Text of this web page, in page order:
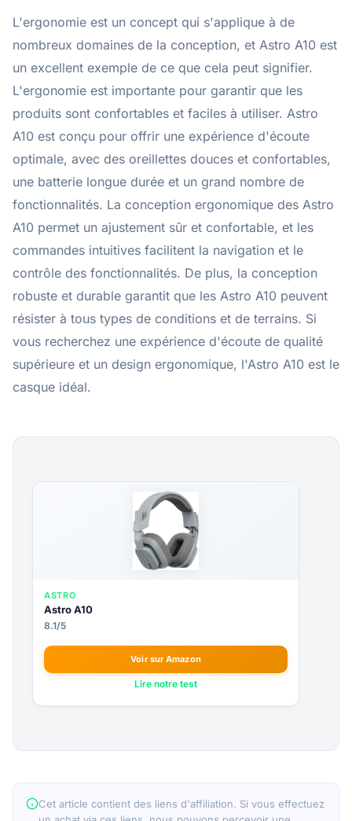
L'ergonomie est un concept qui s'applique à de
nombreux domaines de la conception, et Astro A10 est
un excellent exemple de ce que cela peut signifier.
L'ergonomie est importante pour garantir que les
produits sont confortables et faciles à utiliser. Astro
A10 est conçu pour offrir une expérience d'écoute
optimale, avec des oreillettes douces et confortables,
une batterie longue durée et un grand nombre de
fonctionnalités. La conception ergonomique des Astro
A10 permet un ajustement sûr et confortable, et les
commandes intuitives facilitent la navigation et le
contrôle des fonctionnalités. De plus, la conception
robuste et durable garantit que les Astro A10 peuvent
résister à tous types de conditions et de terrains. Si
vous recherchez une expérience d'écoute de qualité
supérieure et un design ergonomique, l'Astro A10 est le
casque idéal.
ASTRO
Astro A10
8.1/5
Voir sur Amazon
Lire notre test
Cet article contient des liens d'affiliation. Si vous effectuez